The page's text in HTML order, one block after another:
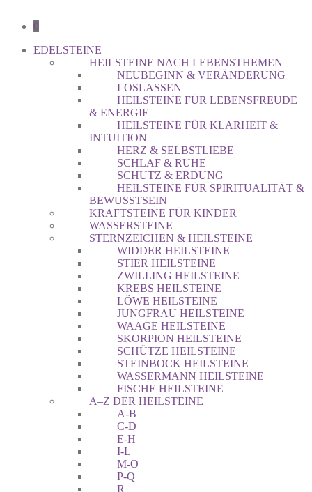
0
EDELSTEINE
HEILSTEINE NACH LEBENSTHEMEN
NEUBEGINN & VERÄNDERUNG
LOSLASSEN
HEILSTEINE FÜR LEBENSFREUDE
& ENERGIE
HEILSTEINE FÜR KLARHEIT &
INTUITION
HERZ & SELBSTLIEBE
SCHLAF & RUHE
SCHUTZ & ERDUNG
HEILSTEINE FÜR SPIRITUALITÄT &
BEWUSSTSEIN
KRAFTSTEINE FÜR KINDER
WASSERSTEINE
STERNZEICHEN & HEILSTEINE
WIDDER HEILSTEINE
STIER HEILSTEINE
ZWILLING HEILSTEINE
KREBS HEILSTEINE
LÖWE HEILSTEINE
JUNGFRAU HEILSTEINE
WAAGE HEILSTEINE
SKORPION HEILSTEINE
SCHÜTZE HEILSTEINE
STEINBOCK HEILSTEINE
WASSERMANN HEILSTEINE
FISCHE HEILSTEINE
A–Z DER HEILSTEINE
A-B
C-D
E-H
I-L
M-O
P-Q
R